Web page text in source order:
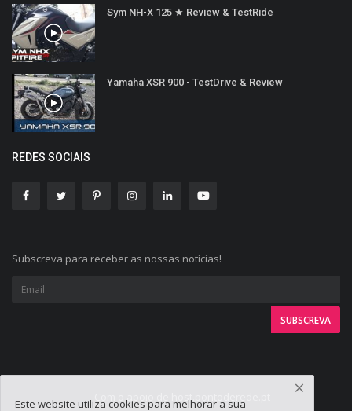
Sym NH-X 125 ★ Review & TestRide
Yamaha XSR 900 - TestDrive & Review
REDES SOCIAIS
Subscreva para receber as nossas notícias!
Com o apoio de host.pontoderede.pt
Este website utiliza cookies para melhorar a sua